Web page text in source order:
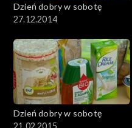
Dzień dobry w sobotę
27.12.2014
Dzień dobry w sobotę
21.02.2015